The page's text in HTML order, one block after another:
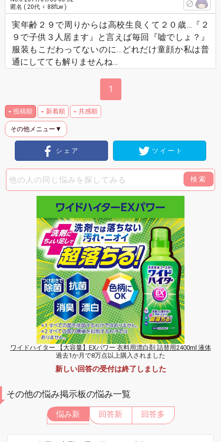
匿名 ( 20代 ♀ 88fLw )
実年齢２９で周りからは高校生良くて２０歳…『２
９で子供３人居ます』と言えば毎回『嘘でしょ？』
服装もこだわってないのに…どれだけ童顔か私は普
通にしてても解りませんね…
1
投稿順 新着順 共感順
その他メニュー▼
シェア ツイート
検索
ワイドハイター 【大容量】EXパワー 衣料用漂白剤 詰替用2400ml 液体
過去1か月で8万点以上購入されました
新しい回答の受付は終了しました
その他の悩み掲示板の悩み一覧
悩み新 回答新 回答多